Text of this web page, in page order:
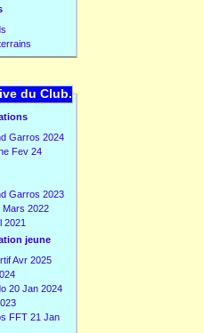
du Club.
Garros 2024
Fev 24
Garros 2023
Mars 2022
2021
jeune
Avr 2025
20 Jan 2024
FFT 21 Jan